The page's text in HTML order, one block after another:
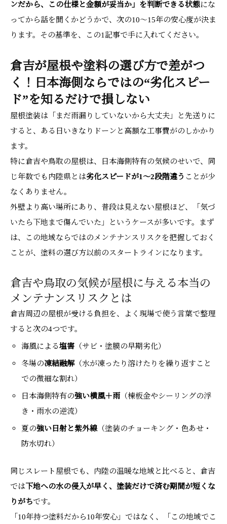
ンだから、この仕様と金額が妥当か」を判断できる状態にな
ってから話を聞くかどうかで、次の10〜15年の安心度が決ま
ります。その基準を、この1記事で手に入れてください。
倉吉が屋根や塗料の選び方で差がつ
く！日本海側ならではの“劣化スピー
ド”を知るだけで損しない
屋根塗装は「まだ雨漏りしていないから大丈夫」と先送りに
すると、ある日いきなりドーンと高額な工事費がのしかかり
ます。
特に倉吉や鳥取の屋根は、日本海側特有の気候のせいで、同
じ年数でも内陸県とは劣化スピードが1〜2段階違う ことが少
なくありません。
外壁より高い場所にあり、普段は見えない屋根ほど、「気づ
いたら下地まで傷んでいた」というケースが多いです。まず
は、この地域ならではのメンテナンスリスクを把握しておく
ことが、塗料の選び方以前のスタートラインになります。
倉吉や鳥取の気候が屋根に与える本当の
メンテナンスリスクとは
倉吉周辺の屋根が受ける負担を、よく現場で使う言葉で整理
すると次の4つです。
海風による塩害 （サビ・塗膜の早期劣化）
冬場の凍結融解（水が凍ったり溶けたりを繰り返すこと
での微細な割れ）
日本海側特有の強い横風＋雨 （棟板金やシーリングの浮
き・雨水の逆流）
夏の強い日射と紫外線 （塗装のチョーキング・色あせ・
防水切れ）
同じスレート屋根でも、内陸の温暖な地域と比べると、倉吉
では 下地への水の侵入が早く、塗装だけで済む期間が短くな
りがちです。
「10年持つ塗料だから10年安心」ではなく、「この地域でこ